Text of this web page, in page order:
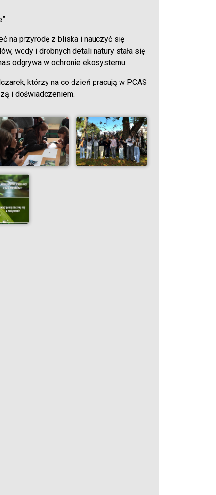
na przyrodę z bliska i nauczyć się
wody i drobnych detali natury stała się
odgrywa w ochronie ekosystemu.
którzy na co dzień pracują w PCAS
i doświadczeniem.